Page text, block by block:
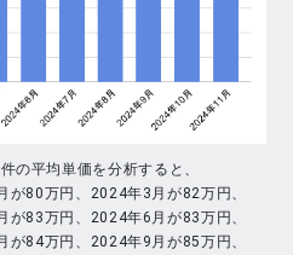
の平均単価を分析すると、
80万円、2024年3月が82万円、
83万円、2024年6月が83万円、
84万円、2024年9月が85万円、